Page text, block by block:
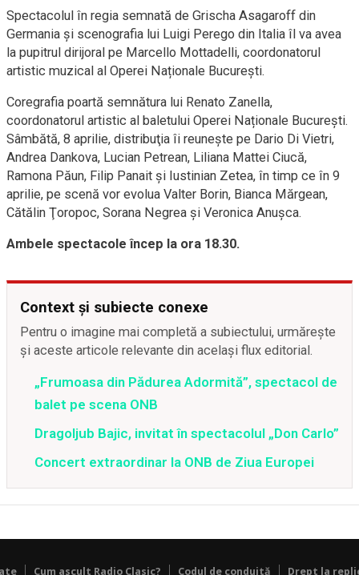
Spectacolul în regia semnată de Grischa Asagaroff din
Germania şi scenografia lui Luigi Perego din Italia îl va avea
la pupitrul dirijoral pe Marcello Mottadelli, coordonatorul
artistic muzical al Operei Naționale București.
Coregrafia poartă semnătura lui Renato Zanella,
coordonatorul artistic al baletului Operei Naționale București.
Sâmbătă, 8 aprilie, distribuţia îi reuneşte pe Dario Di Vietri,
Andrea Dankova, Lucian Petrean, Liliana Mattei Ciucă,
Ramona Păun, Filip Panait şi Iustinian Zetea, în timp ce în 9
aprilie, pe scenă vor evolua Valter Borin, Bianca Mărgean,
Cătălin Ţoropoc, Sorana Negrea şi Veronica Anuşca.
Ambele spectacole încep la ora 18.30.
Context și subiecte conexe
Pentru o imagine mai completă a subiectului, urmărește
și aceste articole relevante din același flux editorial.
„Frumoasa din Pădurea Adormită”, spectacol de
balet pe scena ONB
Dragoljub Bajic, invitat în spectacolul „Don Carlo”
Concert extraordinar la ONB de Ziua Europei
Cum ascult Radio Clasic? Codul de conduită Drept la